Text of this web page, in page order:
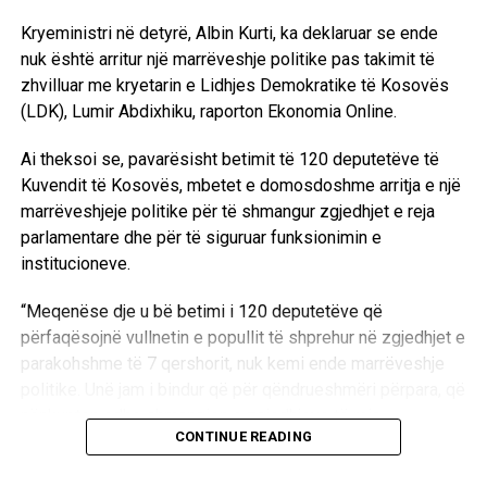
Kryeministri në detyrë, Albin Kurti, ka deklaruar se ende
nuk është arritur një marrëveshje politike pas takimit të
zhvilluar me kryetarin e Lidhjes Demokratike të Kosovës
(LDK), Lumir Abdixhiku, raporton Ekonomia Online.
Ai theksoi se, pavarësisht betimit të 120 deputetëve të
Kuvendit të Kosovës, mbetet e domosdoshme arritja e një
marrëveshjeje politike për të shmangur zgjedhjet e reja
parlamentare dhe për të siguruar funksionimin e
institucioneve.
“Meqenëse dje u bë betimi i 120 deputetëve që
përfaqësojnë vullnetin e popullit të shprehur në zgjedhjet e
parakohshme të 7 qershorit, nuk kemi ende marrëveshje
nënkupton edhe shmangien e zgjedhjeve të reja
parlamentare, që padyshim sikurse ato të mëhershmet do
CONTINUE READING